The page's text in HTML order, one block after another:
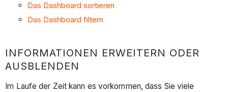
Das Dashboard sortieren
Das Dashboard filtern
INFORMATIONEN ERWEITERN ODER
AUSBLENDEN
Im Laufe der Zeit kann es vorkommen, dass Sie viele